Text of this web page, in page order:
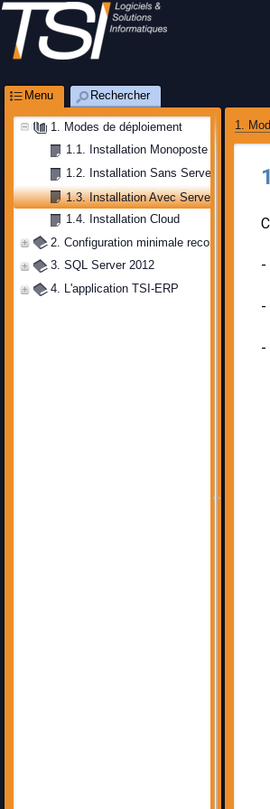
Menu Rechercher
1. Modes de déploiement
1.1. Installation Monoposte
1.2. Installation Sans Serveur
1.3. Installation Avec Serveur
1.4. Installation Cloud
2. Configuration minimale recommandée
3. SQL Server 2012
4. L'application TSI-ERP
1.
-
-
-